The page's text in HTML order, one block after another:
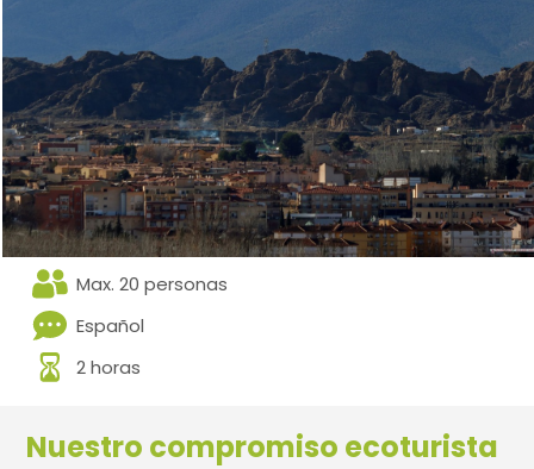
Max. 20 personas
Español
2 horas
Nuestro compromiso ecoturista